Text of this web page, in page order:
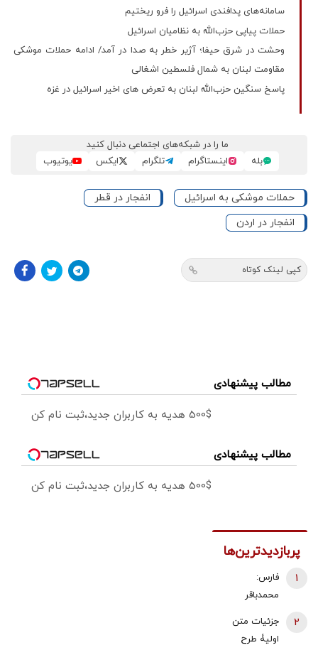
سامانه‌های پدافندی اسرائیل ‌را فرو ریختیم
حملات پیاپی حزب‌الله به نظامیان اسرائیل
وحشت در شرق حیفا؛ آژیر خطر به صدا در آمد/ ادامه حملات موشکی
مقاومت لبنان به شمال فلسطین اشغالی
پاسخ سنگین حزب‌الله لبنان به تعرض های اخیر اسرائیل در غزه
ما را در شبکه‌های اجتماعی دنبال کنید
بله
اینستاگرام تلگرام ایکس یوتیوب
حملات موشکی به اسرائیل
انفجار در قطر
انفجار در اردن
کپی لینک کوتاه
مطالب پیشنهادی
500$ هدیه به کاربران جدید،ثبت نام کن
مطالب پیشنهادی
500$ هدیه به کاربران جدید،ثبت نام کن
پربازدیدترین‌ها
فارس:
محمدباقر
داد/ محسن
رضایی دبیر
1
جزئیات متن
اولیۀ طرح
2